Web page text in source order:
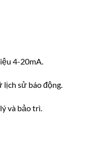
4-20mA.
sử báo động.
và bảo trì.